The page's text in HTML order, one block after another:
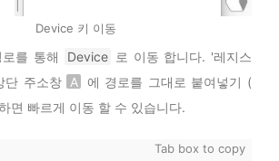
Device 키 이동
를 통해 Device
로 이동 합니다. '레지스
단 주소창 A 에 경로를 그대로 붙여넣기 (
면 빠르게 이동 할 수 있습니다.